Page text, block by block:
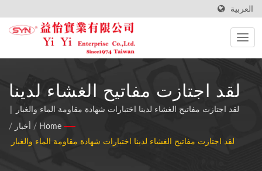
العربية
لقد اجتازت مفاتيح الغشاء لدينا
اختبارات شهادة مقاومة الماء
والغبار | شركة يي يي إنتربرايز
لقد اجتازت مفاتيح الغشاء لدينا اختبارات شهادة مقاومة الماء والغبار |
جميع المواد والمكونات الخاصة بمفتاح الغشاء لدينا تتوافق مع معايير
RoHS.
Home
/ أخبار
/
لقد اجتازت مفاتيح الغشاء لدينا اختبارات شهادة مقاومة الماء والغبار